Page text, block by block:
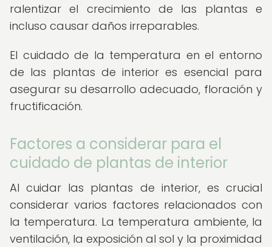
ralentizar el crecimiento de las plantas e
incluso causar daños irreparables.
El cuidado de la temperatura en el entorno
de las plantas de interior es esencial para
asegurar su desarrollo adecuado, floración y
fructificación.
Factores a considerar para el
cuidado de plantas de interior
Al cuidar las plantas de interior, es crucial
considerar varios factores relacionados con
la temperatura. La temperatura ambiente, la
ventilación, la exposición al sol y la proximidad